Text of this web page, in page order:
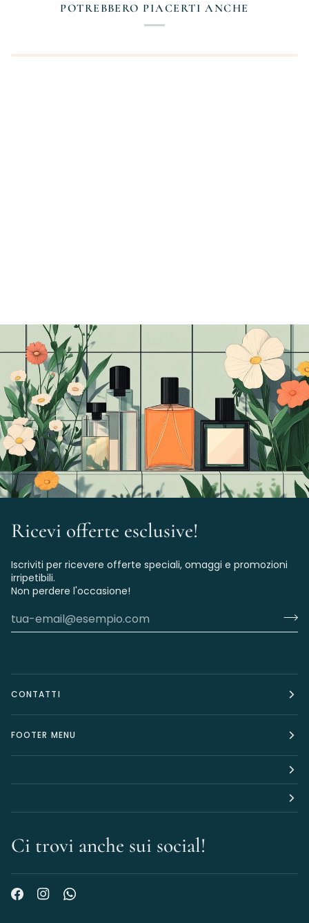
POTREBBERO PIACERTI ANCHE
Ricevi offerte esclusive!
Iscriviti per ricevere offerte speciali, omaggi e promozioni
irripetibili.
Non perdere l'occasione!
CONTATTI
FOOTER MENU
Ci trovi anche sui social!